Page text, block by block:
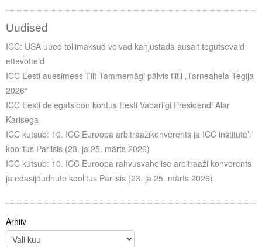
Uudised
ICC: USA uued tollimaksud võivad kahjustada ausalt tegutsevaid
ettevõtteid
ICC Eesti auesimees Tiit Tammemägi pälvis tiitli „Tarneahela Tegija
2026“
ICC Eesti delegatsioon kohtus Eesti Vabariigi Presidendi Alar
Karisega
ICC kutsub: 10. ICC Euroopa arbitraažikonverents ja ICC institute’i
koolitus Pariisis (23. ja 25. märts 2026)
ICC kutsub: 10. ICC Euroopa rahvusvahelise arbitraaži konverents
ja edasijõudnute koolitus Pariisis (23. ja 25. märts 2026)
Arhiiv